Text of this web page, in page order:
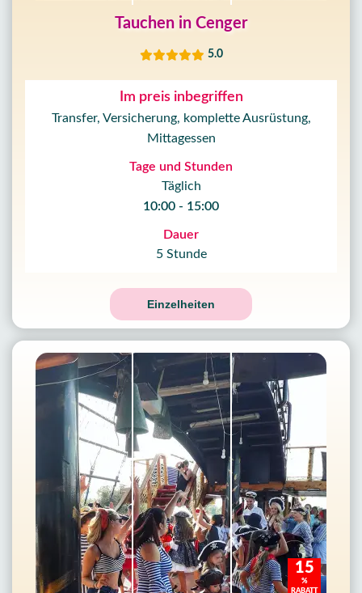
Tauchen in Cenger
5.0
Im preis inbegriffen
Transfer, Versicherung, komplette Ausrüstung,
Mittagessen
Tage und Stunden
Täglich
10:00 - 15:00
Dauer
5 Stunde
Einzelheiten
15
%
RABATT